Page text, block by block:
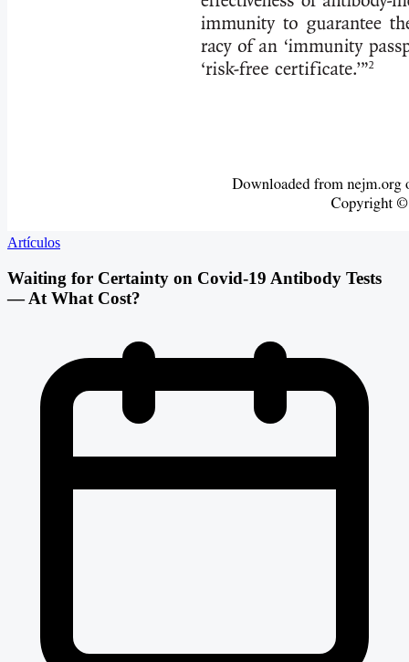
Artículos
Waiting for Certainty on Covid-19 Antibody Tests
— At What Cost?